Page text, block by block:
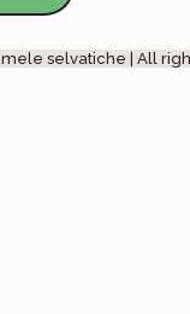
selvatiche | All